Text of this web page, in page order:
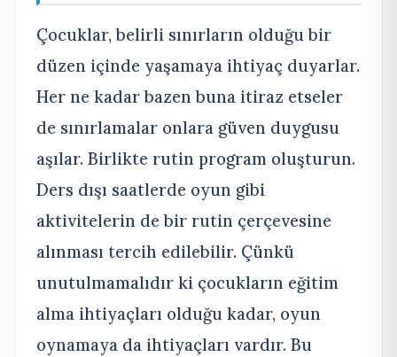
Çocuklar, belirli sınırların olduğu bir
düzen içinde yaşamaya ihtiyaç duyarlar.
Her ne kadar bazen buna itiraz etseler
de sınırlamalar onlara güven duygusu
aşılar. Birlikte rutin program oluşturun.
Ders dışı saatlerde oyun gibi
aktivitelerin de bir rutin çerçevesine
alınması tercih edilebilir. Çünkü
unutulmamalıdır ki çocukların eğitim
alma ihtiyaçları olduğu kadar, oyun
oynamaya da ihtiyaçları vardır. Bu